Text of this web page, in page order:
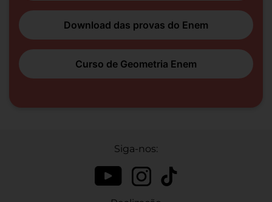
Download das provas do Enem
Curso de Geometria Enem
Siga-nos: